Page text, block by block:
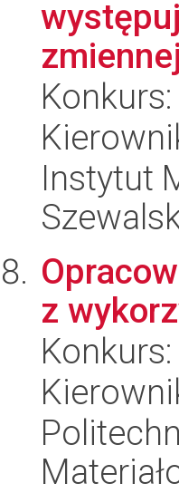
Konkurs:
Instytut
z
Konkurs: